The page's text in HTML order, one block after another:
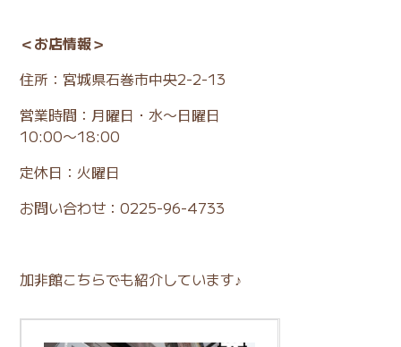
＜お店情報＞
住所：宮城県石巻市中央2-2-13
営業時間：月曜日・水〜日曜日
10:00〜18:00
定休日：火曜日
お問い合わせ：0225-96-4733
加非館こちらでも紹介しています♪